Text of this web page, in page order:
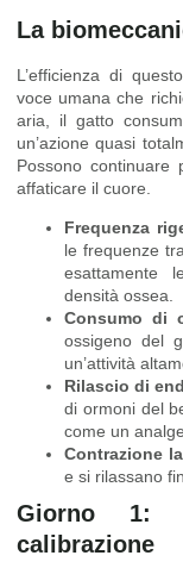
La
L’efficienza di
voce umana che
aria, il gatto
un’azione quasi
Possono
affaticare il cuore.
Frequenza
le frequenze
esattamente
densità ossea.
Consumo di
ossigeno del
un’attività
Rilascio di
di ormoni del
come un
Contrazione
e si rilassano
Giorno 1:
calibrazione